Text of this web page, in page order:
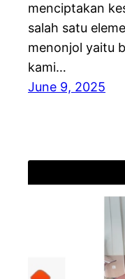
menciptakan
salah satu
menonjol yaitu
kami…
June 9, 2025